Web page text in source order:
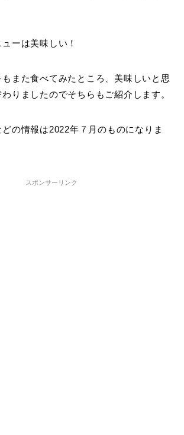
ーは美味しい！
また食べてみたところ、美味しいと思
りましたのでそちらもご紹介します。
どの情報は2022年７月のものになりま
スポンサーリンク